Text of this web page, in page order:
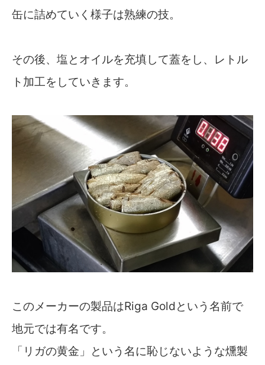
缶に詰めていく様子は熟練の技。
その後、塩とオイルを充填して蓋をし、レトル
ト加工をしていきます。
このメーカーの製品はRiga Goldという名前で
地元では有名です。
「リガの黄金」という名に恥じないような燻製